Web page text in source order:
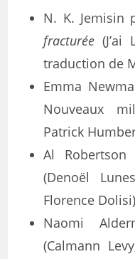
N. K. Jemisin
fracturée
traduction de
Emma
Nouveaux
Patrick
Al
(Denoël
Florence Dolisi)
Naomi
(Calmann